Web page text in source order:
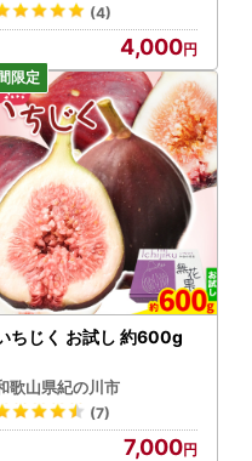
(4)
4,000
ちじく お試し 約600g
歌山県紀の川市
(7)
7,000